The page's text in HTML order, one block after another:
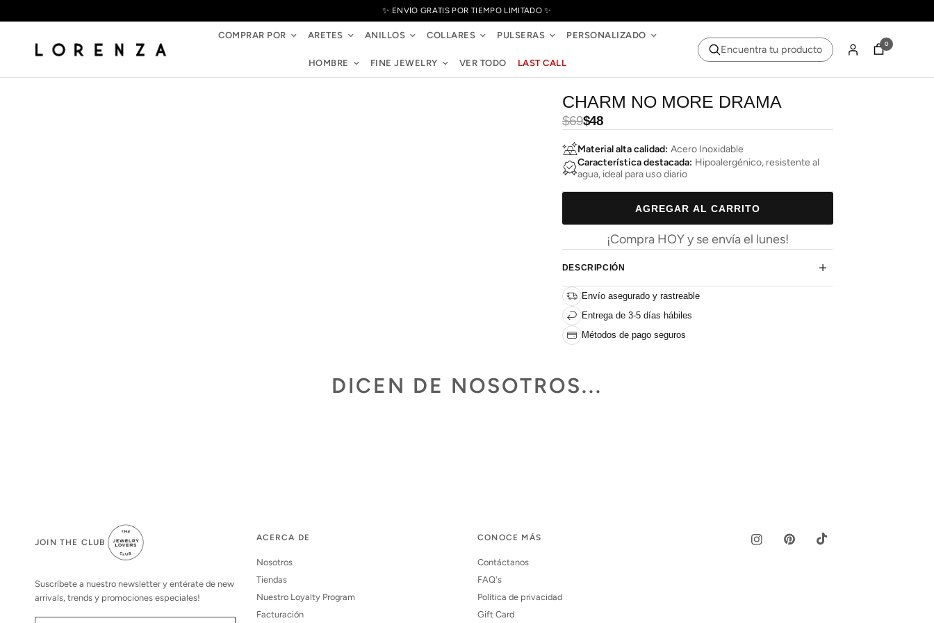
✨ ENVÍO GRATIS POR TIEMPO LIMITADO ✨
COMPRAR POR ARETES ANILLOS COLLARES PULSERAS PERSONALIZADO
HOMBRE FINE JEWELRY VER TODO LAST CALL
Encuentra tu producto 0
CHARM NO MORE DRAMA
Precio
habitual
$69Precio
de
oferta
$48
Material alta calidad: Acero Inoxidable
Característica destacada: Hipoalergénico, resistente al
agua, ideal para uso diario
AGREGAR AL CARRITO
¡Compra HOY y se envía el lunes!
DESCRIPCIÓN
Envío asegurado y rastreable
Entrega de 3-5 días hábiles
Métodos de pago seguros
DICEN DE NOSOTROS...
JOIN THE CLUB
Suscríbete a nuestro newsletter y entérate de new
arrivals, trends y promociones especiales!
ACERCA DE
Nosotros
Tiendas
Nuestro Loyalty Program
Facturación
CONOCE MÁS
Contáctanos
FAQ's
Política de privacidad
Gift Card